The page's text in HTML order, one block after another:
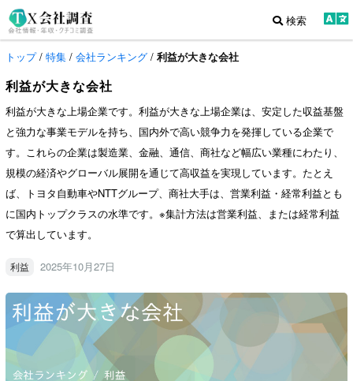
検索
トップ/ 特集 / 会社ランキング / 利益が大きな会社
利益が大きな会社
利益が大きな上場企業です。利益が大きな上場企業は、安定した収益基盤
と強力な事業モデルを持ち、国内外で高い競争力を発揮している企業で
す。これらの企業は製造業、金融、通信、商社など幅広い業種にわたり、
規模の経済やグローバル展開を通じて高収益を実現しています。たとえ
ば、トヨタ自動車やNTTグループ、商社大手は、営業利益・経常利益とも
に国内トップクラスの水準です。※集計方法は営業利益、または経常利益
で算出しています。
利益 2025年10月27日